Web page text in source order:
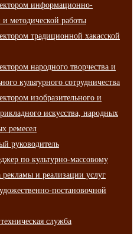
информационно-
и методической работы
традиционной хакасской
народного творчества и
культурного сотрудничества
изобразительного и
искусства, народных
ремесел
руководитель
по культурно-массовому
рекламы и реализации услуг
постановочной
служба